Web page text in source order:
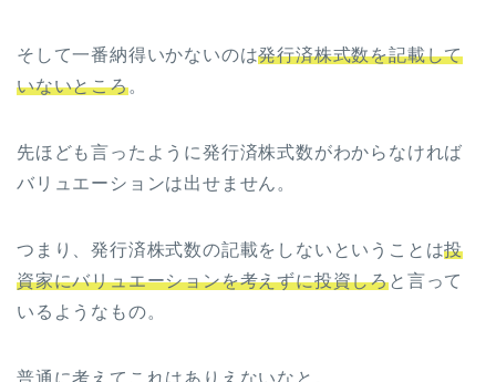
そして一番納得いかないのは発行済株式数を記載して
いないところ。
先ほども言ったように発行済株式数がわからなければ
バリュエーションは出せません。
つまり、発行済株式数の記載をしないということは投
資家にバリュエーションを考えずに投資しろと言って
いるようなもの。